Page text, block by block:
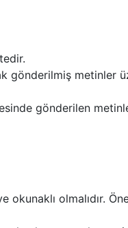
gönderilmiş metinler
gönderilen
okunaklı olmalıdır.